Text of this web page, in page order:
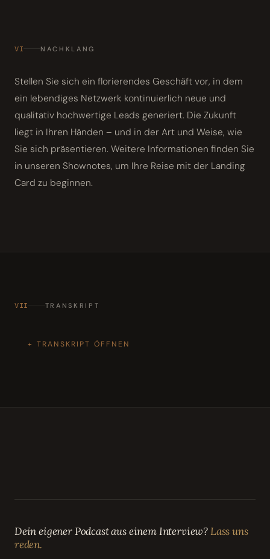
VI NACHKLANG
Stellen Sie sich ein florierendes Geschäft vor, in dem
ein lebendiges Netzwerk kontinuierlich neue und
qualitativ hochwertige Leads generiert. Die Zukunft
liegt in Ihren Händen – und in der Art und Weise, wie
Sie sich präsentieren. Weitere Informationen finden Sie
in unseren Shownotes, um Ihre Reise mit der Landing
Card zu beginnen.
VII TRANSKRIPT
TRANSKRIPT ÖFFNEN
Dein eigener Podcast aus einem Interview?Lass uns
reden.